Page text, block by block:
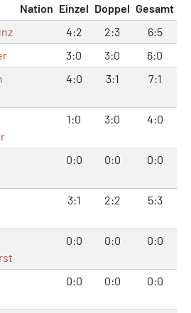
Nation Einzel Doppel Gesamt
4:2 2:3
6:5
3:0 3:0
6:0
4:0 3:1 7:1
1:0 3:0 4:0
0:0 0:0 0:0
3:1 2:2 5:3
0:0 0:0 0:0
0:0 0:0 0:0